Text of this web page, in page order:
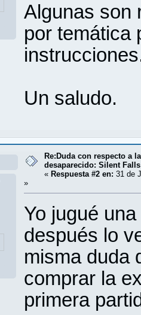
Algunas son
por temática
Un saludo.
Re:Duda con respecto a
desaparecido: Silent Falls
« Respuesta #2 en: 31 de
»
Yo jugué
después lo
misma duda
comprar la
primera